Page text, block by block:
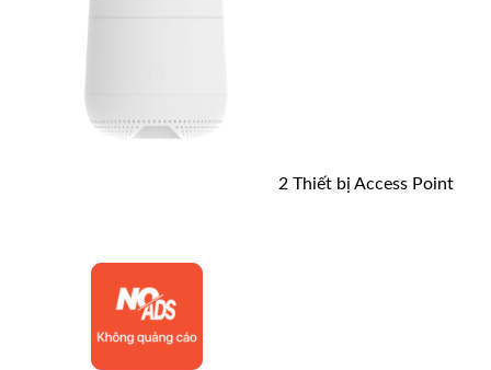
2 Thiết bị Access Point